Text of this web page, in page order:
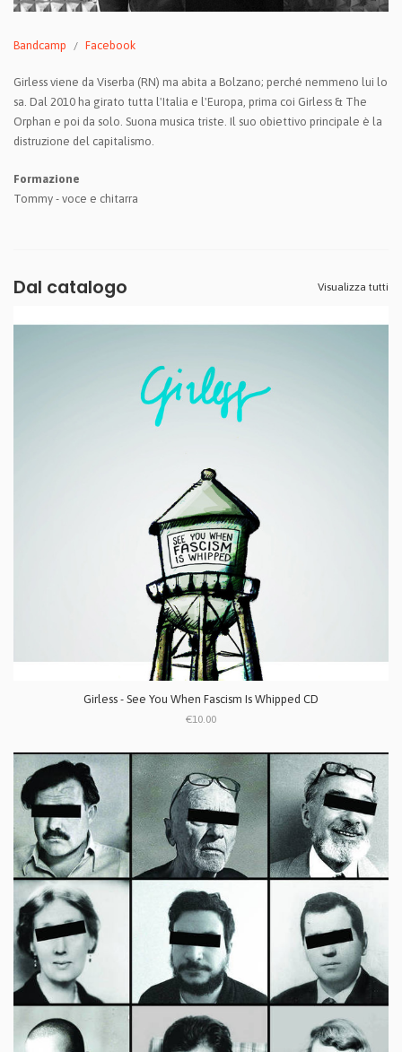
Bandcamp Facebook
Girless viene da Viserba (RN) ma abita a Bolzano; perché nemmeno lui lo
sa. Dal 2010 ha girato tutta l'Italia e l'Europa, prima coi Girless & The
Orphan e poi da solo. Suona musica triste. Il suo obiettivo principale è la
distruzione del capitalismo.
Formazione
Tommy - voce e chitarra
Dal catalogo Visualizza tutti
Girless - See You When Fascism Is Whipped CD
€10.00